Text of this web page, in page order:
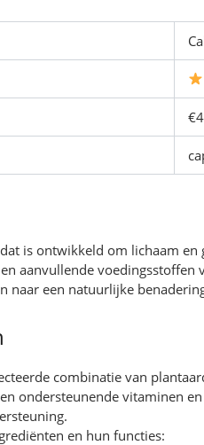
is ontwikkeld om lichaam en
aanvullende
naar een natuurlijke
combinatie van
ondersteunende vitaminen
en hun functies: